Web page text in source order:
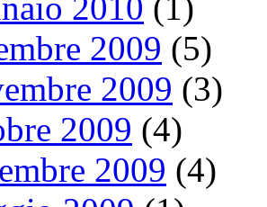
2009 (5)
2009 (3)
2009 (4)
2009 (4)